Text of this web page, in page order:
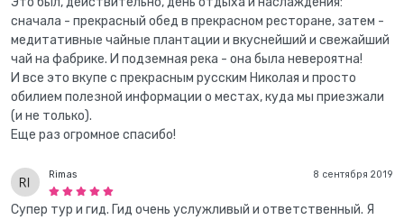
сначала - прекрасный обед в прекрасном ресторане, затем -
медитативные чайные плантации и вкуснейший и свежайший
чай на фабрике. И подземная река - она была невероятна!
И все это вкупе с прекрасным русским Николая и просто
обилием полезной информации о местах, куда мы приезжали
(и не только).
Еще раз огромное спасибо!
8 сентября 2019
Rimas
Супер тур и гид. Гид очень услужливый и ответственный. Я